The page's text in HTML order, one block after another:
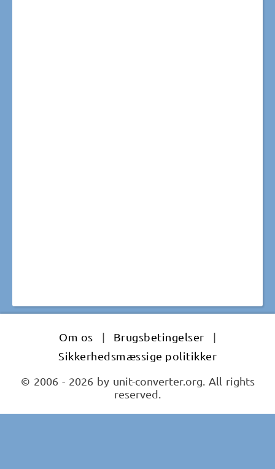
Om os | Brugsbetingelser
|
Sikkerhedsmæssige politikker
© 2006 - 2026 by unit-converter.org. All rights
reserved.